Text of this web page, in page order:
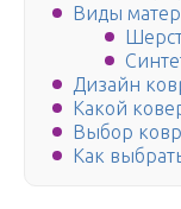
Виды
Дизайн
Какой
Выбор
Как